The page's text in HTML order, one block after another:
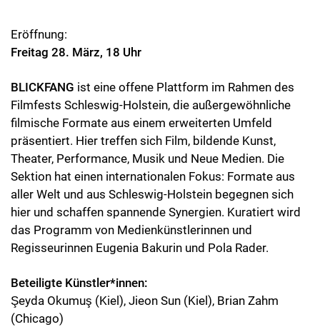
Eröffnung:
Freitag 28. März, 18 Uhr
BLICKFANG ist eine offene Plattform im Rahmen des
Filmfests Schleswig-Holstein, die außergewöhnliche
filmische Formate aus einem erweiterten Umfeld
präsentiert. Hier treffen sich Film, bildende Kunst,
Theater, Performance, Musik und Neue Medien. Die
Sektion hat einen internationalen Fokus: Formate aus
aller Welt und aus Schleswig-Holstein begegnen sich
hier und schaffen spannende Synergien. Kuratiert wird
das Programm von Medienkünstlerinnen und
Regisseurinnen Eugenia Bakurin und Pola Rader.
Beteiligte Künstler*innen:
Şeyda Okumuş (Kiel), Jieon Sun (Kiel), Brian Zahm
(Chicago)